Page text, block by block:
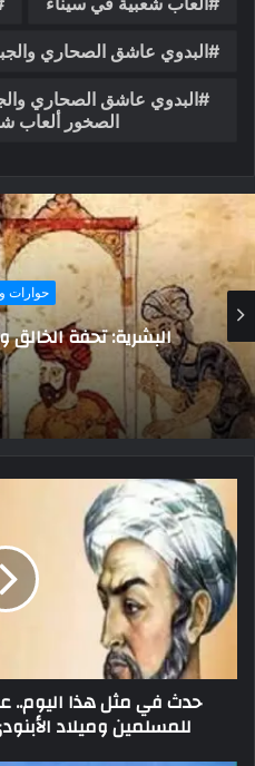
البدوي عاشق الصحاري
البدوي عاشق الصحاري
الصخور ألعاب
سياسة
الزراعة مصدر
حدث في مثل هذا اليوم..
للمسلمين وميلاد